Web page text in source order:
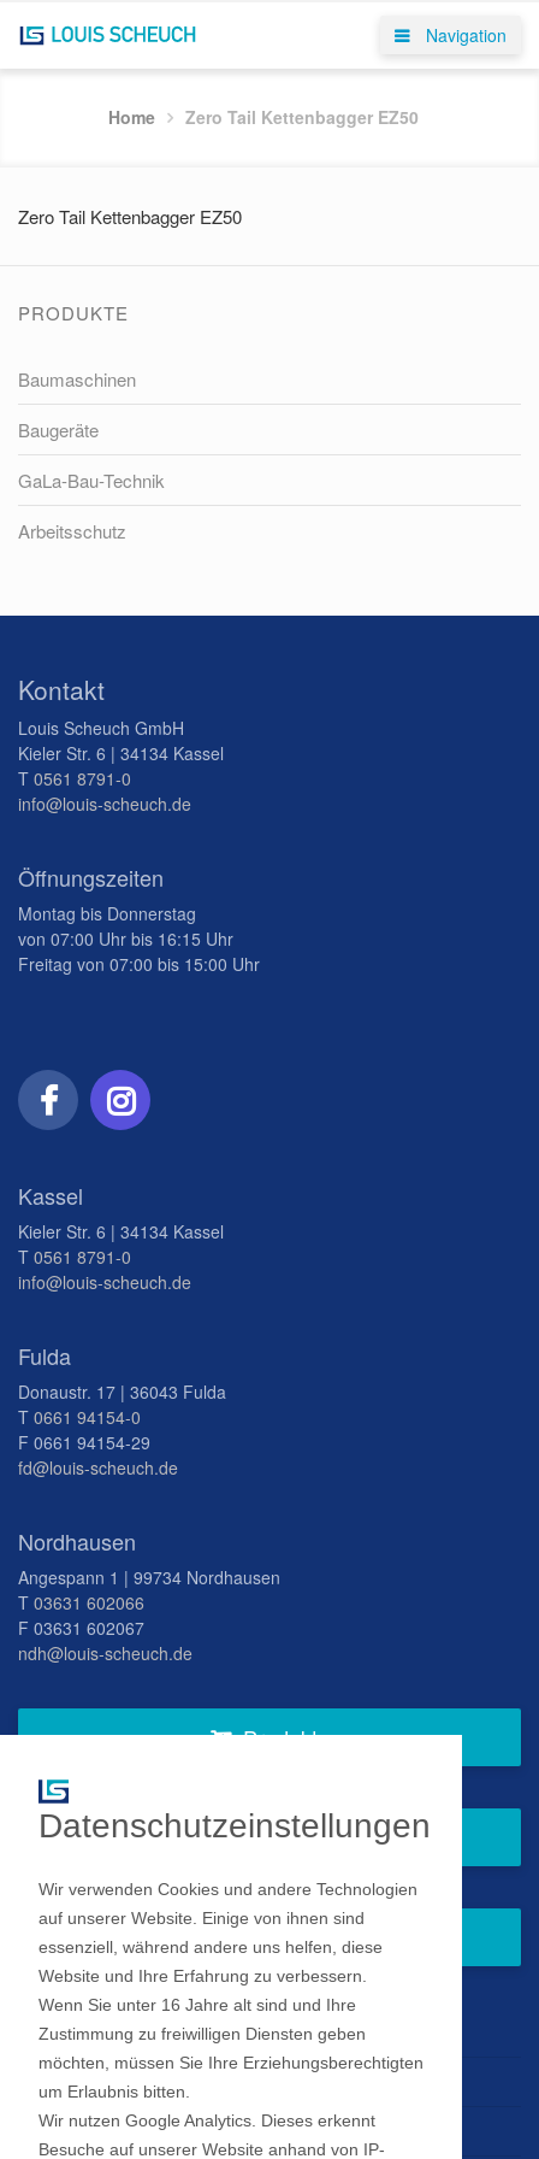
Navigation
Home Zero Tail Kettenbagger EZ50
Zero Tail Kettenbagger EZ50
PRODUKTE
Baumaschinen
Baugeräte
GaLa-Bau-Technik
Arbeitsschutz
Kontakt
Louis Scheuch GmbH
Kieler Str. 6 | 34134 Kassel
T 0561 8791-0
info@louis-scheuch.de
Öffnungszeiten
Montag bis Donnerstag
von 07:00 Uhr bis 16:15 Uhr
Freitag von 07:00 bis 15:00 Uhr
Kassel
Kieler Str. 6 | 34134 Kassel
T 0561 8791-0
info@louis-scheuch.de
Fulda
Donaustr. 17 | 36043 Fulda
T 0661 94154-0
F 0661 94154-29
fd@louis-scheuch.de
Nordhausen
Angespann 1 | 99734 Nordhausen
T 03631 602066
F 03631 602067
ndh@louis-scheuch.de
Produkte
Fragen Sie gern bei uns an
Zum Newsletter anmelden
Impressum
Datenschutz
Datenschutz Einstellungen
Datenschutzeinstellungen
Wir verwenden Cookies und andere Technologien
auf unserer Website. Einige von ihnen sind
essenziell, während andere uns helfen, diese
Website und Ihre Erfahrung zu verbessern.
Wenn Sie unter 16 Jahre alt sind und Ihre
Zustimmung zu freiwilligen Diensten geben
möchten, müssen Sie Ihre Erziehungsberechtigten
um Erlaubnis bitten.
Wir nutzen Google Analytics. Dieses erkennt
Besuche auf unserer Website anhand von IP-